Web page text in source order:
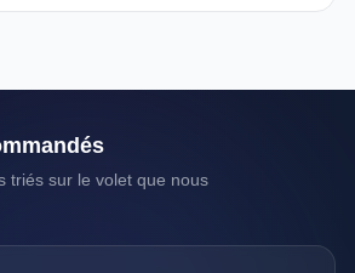
triés sur le volet que nous